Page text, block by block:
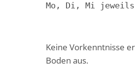
Mo, Di, Mi jeweils
Keine Vorkenntnisse
Boden aus.